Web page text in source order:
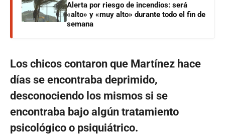
Alerta por riesgo de incendios: será
«alto» y «muy alto» durante todo el fin de
semana
Los chicos contaron que Martínez hace
días se encontraba deprimido,
desconociendo los mismos si se
encontraba bajo algún tratamiento
psicológico o psiquiátrico.